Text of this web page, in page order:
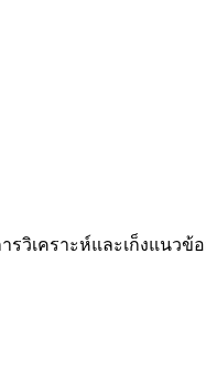
เคราะห์และเก็งแนวข้